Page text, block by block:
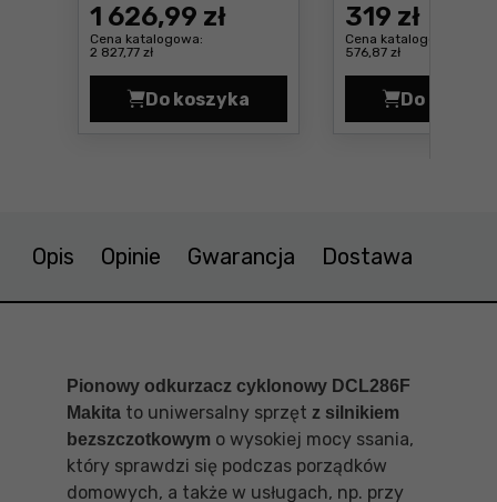
1 626,99 zł
Cena katalogowa:
2 827,77 zł
Do koszyka
Akumulatory 18V 5,0Ah (x4) i
319 zł
Cena katalogowa:
576,87 zł
Do
Opis Opinie Gwarancja Dostawa
Pionowy odkurzacz cyklonowy DCL286F
Makita to uniwersalny sprzęt z silnikiem
bezszczotkowym o wysokiej mocy ssania,
który sprawdzi się podczas porządków
domowych, a także w usługach, np. przy